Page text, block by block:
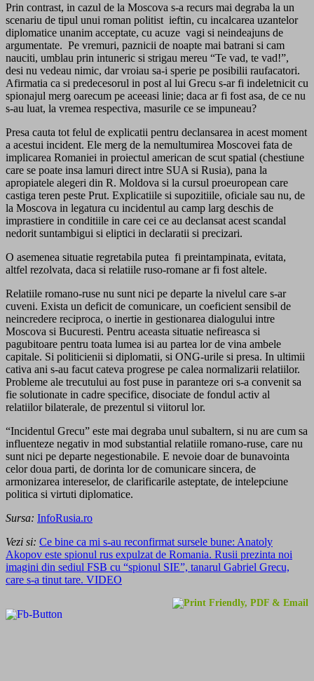
Prin contrast, in cazul de la Moscova s-a recurs mai degraba la un
scenariu de tipul unui roman politist ieftin, cu incalcarea uzantelor
diplomatice unanim acceptate, cu acuze vagi si neindeajuns de
argumentate. Pe vremuri, paznicii de noapte mai batrani si cam
nauciti, umblau prin intuneric si strigau mereu “Te vad, te vad!”,
desi nu vedeau nimic, dar vroiau sa-i sperie pe posibilii raufacatori.
Afirmatia ca si predecesorul in post al lui Grecu s-ar fi indeletnicit cu
spionajul merg oarecum pe aceeasi linie; daca ar fi fost asa, de ce nu
s-au luat, la vremea respectiva, masurile ce se impuneau?
Presa cauta tot felul de explicatii pentru declansarea in acest moment
a acestui incident. Ele merg de la nemultumirea Moscovei fata de
implicarea Romaniei in proiectul american de scut spatial (chestiune
care se poate insa lamuri direct intre SUA si Rusia), pana la
apropiatele alegeri din R. Moldova si la cursul proeuropean care
castiga teren peste Prut. Explicatiile si supozitiile, oficiale sau nu, de
la Moscova in legatura cu incidentul au camp larg deschis de
imprastiere in conditiile in care cei ce au declansat acest scandal
nedorit suntambigui si eliptici in declaratii si precizari.
O asemenea situatie regretabila putea fi preintampinata, evitata,
altfel rezolvata, daca si relatiile ruso-romane ar fi fost altele.
Relatiile romano-ruse nu sunt nici pe departe la nivelul care s-ar
cuveni. Exista un deficit de comunicare, un coeficient sensibil de
neincredere reciproca, o inertie in gestionarea dialogului intre
Moscova si Bucuresti. Pentru aceasta situatie nefireasca si
pagubitoare pentru toata lumea isi au partea lor de vina ambele
capitale. Si politicienii si diplomatii, si ONG-urile si presa. In ultimii
cativa ani s-au facut cateva progrese pe calea normalizarii relatiilor.
Probleme ale trecutului au fost puse in paranteze ori s-a convenit sa
fie solutionate in cadre specifice, disociate de fondul activ al
relatiilor bilaterale, de prezentul si viitorul lor.
“Incidentul Grecu” este mai degraba unul subaltern, si nu are cum sa
influenteze negativ in mod substantial relatiile romano-ruse, care nu
sunt nici pe departe negestionabile. E nevoie doar de bunavointa
celor doua parti, de dorinta lor de comunicare sincera, de
armonizarea intereselor, de clarificarile asteptate, de intelepciune
politica si virtuti diplomatice.
Sursa: InfoRusia.ro
Vezi si: Ce bine ca mi s-au reconfirmat sursele bune: Anatoly
Akopov este spionul rus expulzat de Romania. Rusii prezinta noi
imagini din sediul FSB cu “spionul SIE”, tanarul Gabriel Grecu,
care s-a tinut tare. VIDEO